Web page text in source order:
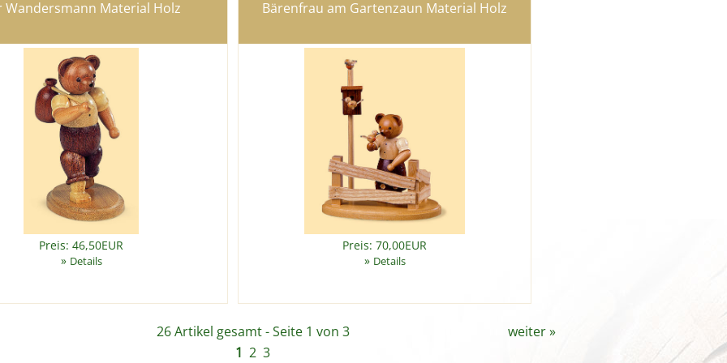
Wandersmann Material Holz
Preis: 46,50EUR
» Details
Bärenfrau am Gartenzaun Material Holz
Preis: 70,00EUR
» Details
26 Artikel gesamt - Seite 1 von 3 weiter»
1 2 3